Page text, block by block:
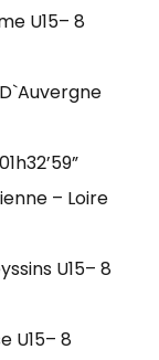
U15– 8
– Loire
U15– 8
U15– 8